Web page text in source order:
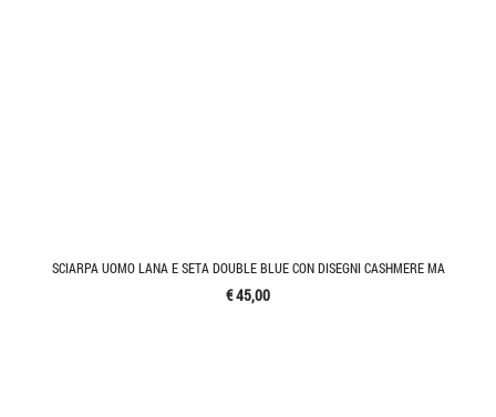
SCIARPA UOMO LANA E SETA DOUBLE BLUE CON DISEGNI CASHMERE MA
€ 45,00